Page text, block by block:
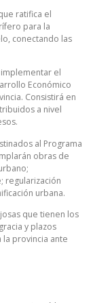
ratifica el
para la
conectando las
el
Económico
Consistirá en
a nivel
al Programa
obras de
regularización
urbana.
que tienen los
y plazos
provincia ante